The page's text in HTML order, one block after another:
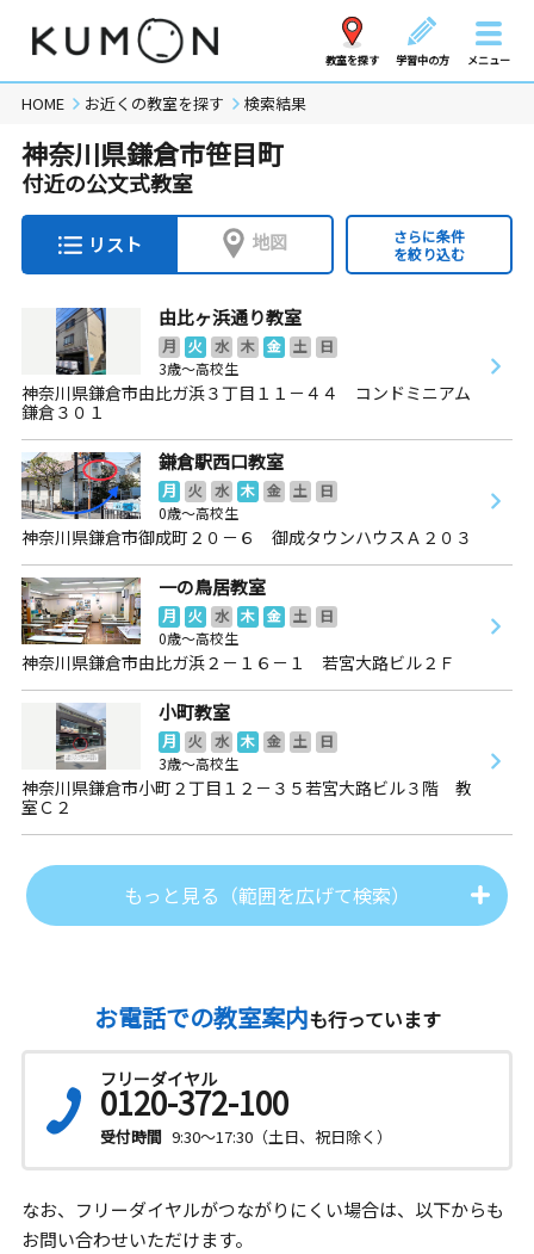
教室を探す 学習中の方 メニュー
HOME お近くの教室を探す 検索結果
神奈川県鎌倉市笹目町
付近の公文式教室
リスト 地図
さらに条件
を絞り込む
由比ヶ浜通り教室
月 火 水 木 金 土
日
3歳～高校生
神奈川県鎌倉市由比ガ浜３丁目１１－４４ コンドミニアム
鎌倉３０１
鎌倉駅西口教室
月 火 水 木 金 土
日
0歳～高校生
神奈川県鎌倉市御成町２０－６ 御成タウンハウスＡ２０３
一の鳥居教室
月 火 水 木 金 土
日
0歳～高校生
神奈川県鎌倉市由比ガ浜２－１６－１ 若宮大路ビル２Ｆ
小町教室
月 火 水 木 金 土
日
3歳～高校生
神奈川県鎌倉市小町２丁目１２－３５若宮大路ビル３階 教
室Ｃ２
もっと見る（範囲を広げて検索）
お電話での教室案内も行っています
フリーダイヤル
0120-372-100
受付時間 9:30～17:30（土日、祝日除く）
なお、フリーダイヤルがつながりにくい場合は、以下からも
お問い合わせいただけます。